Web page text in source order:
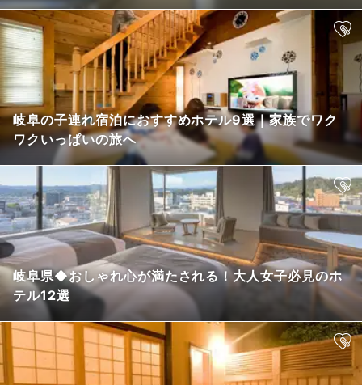
岐阜の子連れ宿泊におすすめホテル9選｜家族でワク
ワクいっぱいの旅へ
岐阜県◆おしゃれ心が満たされる！大人女子必見のホ
テル12選